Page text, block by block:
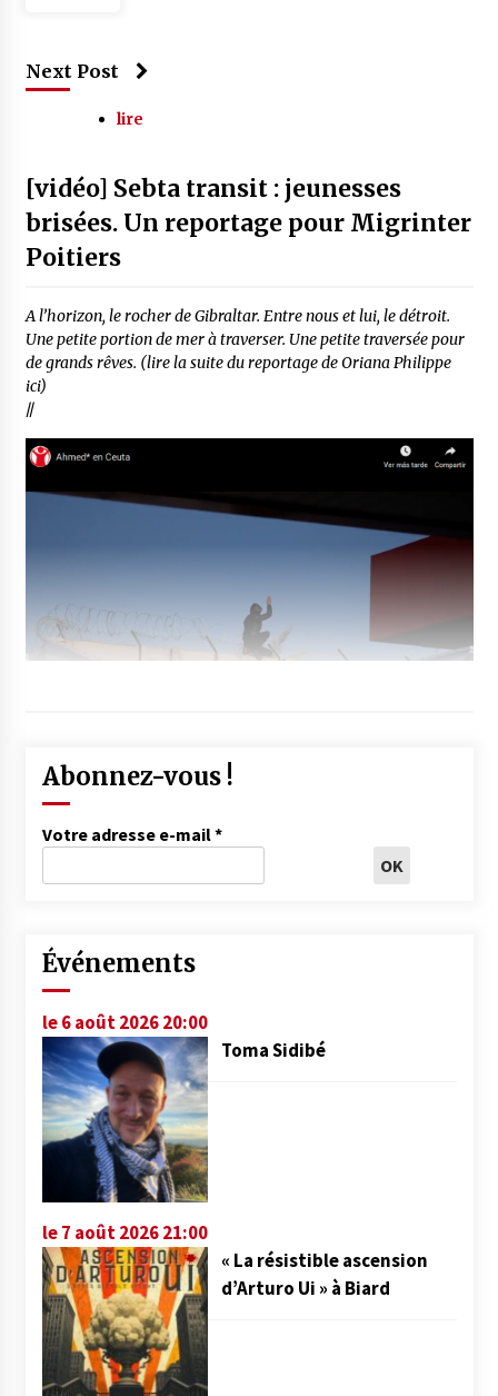
Next Post
lire
[vidéo] Sebta transit : jeunesses
brisées. Un reportage pour Migrinter
Poitiers
A l’horizon, le rocher de Gibraltar. Entre nous et lui, le détroit.
Une petite portion de mer à traverser. Une petite traversée pour
de grands rêves. (lire la suite du reportage de Oriana Philippe
ici)
//
Abonnez-vous !
Votre adresse e-mail*
Événements
le 6 août 2026 20:00
Toma Sidibé
le 7 août 2026 21:00
« La résistible ascension
d’Arturo Ui » à Biard